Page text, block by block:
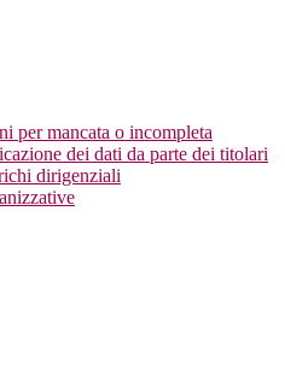
per mancata o incompleta
dei dati da parte dei titolari
dirigenziali